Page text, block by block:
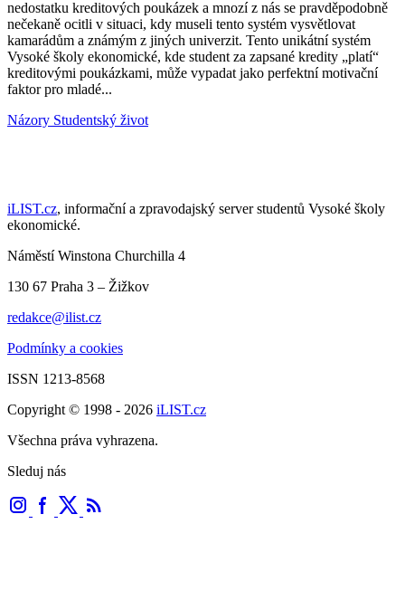
nedostatku kreditových poukázek a mnozí z nás se pravděpodobně
nečekaně ocitli v situaci, kdy museli tento systém vysvětlovat
kamarádům a známým z jiných univerzit. Tento unikátní systém
Vysoké školy ekonomické, kde student za zapsané kredity „platí“
kreditovými poukázkami, může vypadat jako perfektní motivační
faktor pro mladé...
Názory Studentský život
iLIST.cz, informační a zpravodajský server studentů Vysoké školy
ekonomické.
Náměstí Winstona Churchilla 4
130 67 Praha 3 – Žižkov
redakce@ilist.cz
Podmínky a cookies
ISSN 1213-8568
Copyright © 1998 - 2026 iLIST.cz
Všechna práva vyhrazena.
Sleduj nás